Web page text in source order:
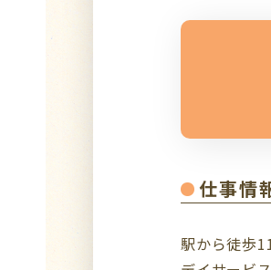
仕事情
駅から徒歩